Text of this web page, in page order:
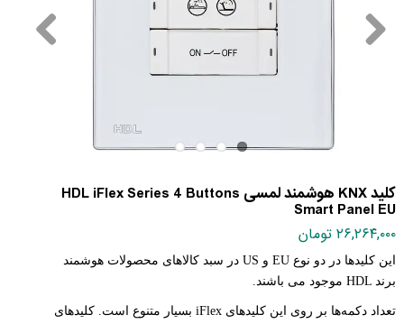
کلید KNX هوشمند لمسی HDL iFlex Series 4 Buttons
Smart Panel EU
۲۶,۲۶۴,۰۰۰ تومان
این کلیدها در دو نوع EU و US در سبد کالاهای محصولات هوشمند
برند HDL موجود می باشند.
تعداد دکمه‌ها بر روی این کلیدهای iFlex بسیار متنوع است. کلیدهای